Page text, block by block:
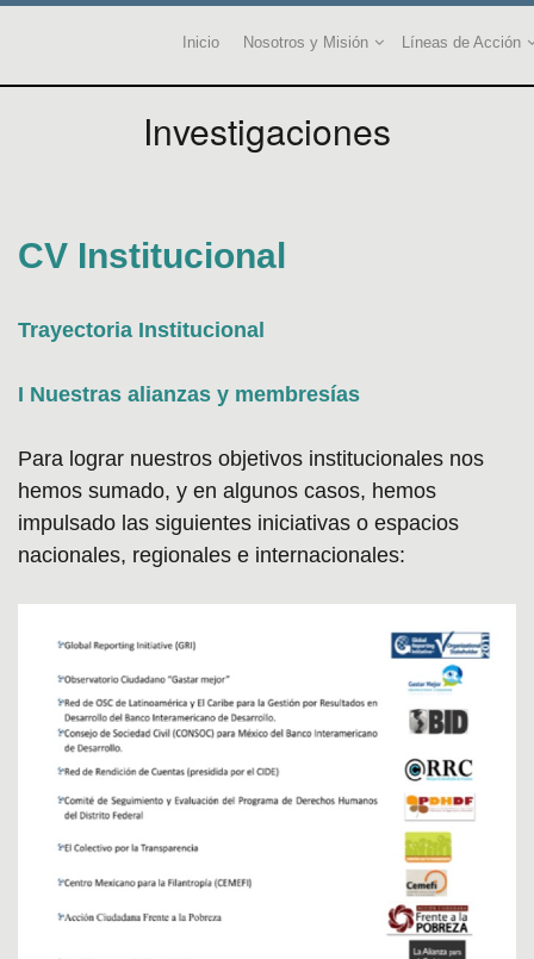
Inicio Nosotros y Misión Líneas de Acción
Investigaciones
CV Institucional
Trayectoria Institucional
I Nuestras alianzas y membresías
Para lograr nuestros objetivos institucionales nos
hemos sumado, y en algunos casos, hemos
impulsado las siguientes iniciativas o espacios
nacionales, regionales e internacionales: